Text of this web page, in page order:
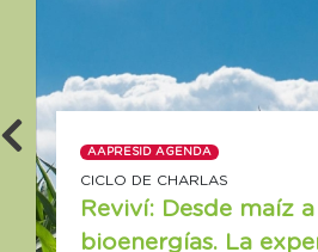
AAPRESID AGENDA
CICLO DE CHARLAS
Reviví: Desde maíz
bioenergías. La